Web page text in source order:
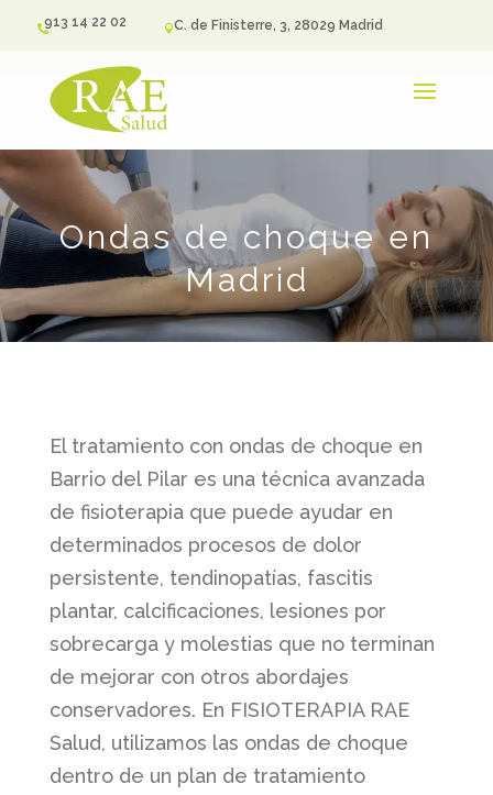
913 14 22 02 C. de Finisterre, 3, 28029 Madrid
Ondas de choque en
Madrid
El tratamiento con ondas de choque en
Barrio del Pilar es una técnica avanzada
de fisioterapia que puede ayudar en
determinados procesos de dolor
persistente, tendinopatías, fascitis
plantar, calcificaciones, lesiones por
sobrecarga y molestias que no terminan
de mejorar con otros abordajes
conservadores. En FISIOTERAPIA RAE
Salud, utilizamos las ondas de choque
dentro de un plan de tratamiento